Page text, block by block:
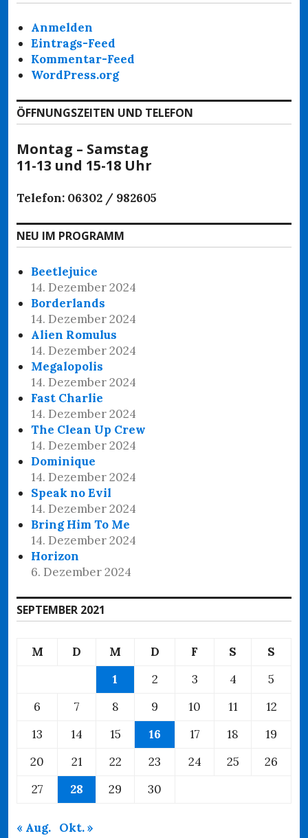
Anmelden
Eintrags-Feed
Kommentar-Feed
WordPress.org
ÖFFNUNGSZEITEN UND TELEFON
Montag – Samstag
11-13 und 15-18 Uhr
Telefon: 06302 / 982605
NEU IM PROGRAMM
Beetlejuice
14. Dezember 2024
Borderlands
14. Dezember 2024
Alien Romulus
14. Dezember 2024
Megalopolis
14. Dezember 2024
Fast Charlie
14. Dezember 2024
The Clean Up Crew
14. Dezember 2024
Dominique
14. Dezember 2024
Speak no Evil
14. Dezember 2024
Bring Him To Me
14. Dezember 2024
Horizon
6. Dezember 2024
SEPTEMBER 2021
M D M D F S
S
1
2 3 4
5
6
7 8 9 10 11
12
13
14 15 16 17 18
19
20
21 22 23 24 25
26
27
28 29 30
« Aug. Okt. »